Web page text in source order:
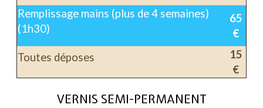
Remplissage mains (plus de 4 semaines)
(1h30)
65
€
Toutes déposes
15
€
VERNIS SEMI-PERMANENT